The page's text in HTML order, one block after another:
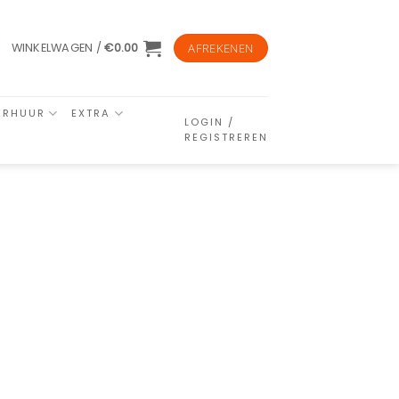
WINKELWAGEN /€0.00 AFREKENEN
EXTRA
LOGIN /
REGISTREREN